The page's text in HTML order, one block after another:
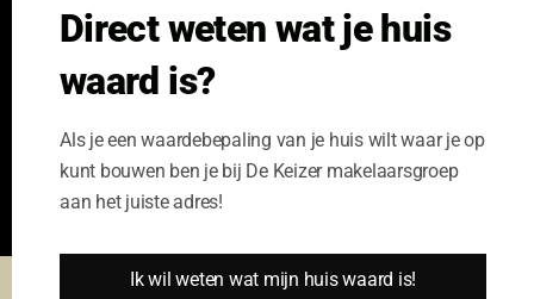
Bedrijfsmakelaars
Kennisbank
Direct weten wat je huis
waard is?
Als je een waardebepaling van je huis wilt waar je op
kunt bouwen ben je bij De Keizer makelaarsgroep
aan het juiste adres!
Ik wil weten wat mijn huis waard is!